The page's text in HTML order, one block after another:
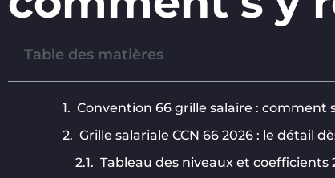
Table des matières
Convention 66 grille salaire : comment
Grille salariale CCN 66 2026 : le détail
Tableau des niveaux et coefficients